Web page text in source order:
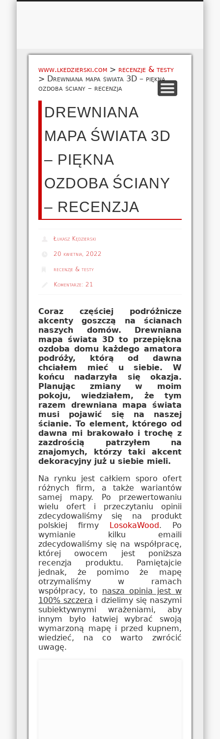
O NAS
EUROPA A-M
EUROPA N-Z
AZJA
AFRYKA
AMERYKA
OCEANIA
MAPA
WSPÓŁPRACA
KONTAKT
www.lkedzierski.com > recenzje & testy
> Drewniana mapa świata 3D – piękna
ozdoba ściany – recenzja
DREWNIANA
MAPA ŚWIATA 3D
– PIĘKNA
OZDOBA ŚCIANY
– RECENZJA
Łukasz Kędzierski
20 kwietnia, 2022
recenzje & testy
Komentarze:21
Coraz częściej podróżnicze
akcenty goszczą na ścianach
naszych domów. Drewniana
mapa świata 3D to przepiękna
ozdoba domu każdego amatora
podróży, którą od dawna
chciałem mieć u siebie. W
końcu nadarzyła się okazja.
Planując zmiany w moim
pokoju, wiedziałem, że tym
razem drewniana mapa świata
musi pojawić się na naszej
ścianie. To element, którego od
dawna mi brakowało i trochę z
zazdrością patrzyłem na
znajomych, którzy taki akcent
dekoracyjny już u siebie mieli.
Na rynku jest całkiem sporo ofert
różnych firm, a także wariantów
samej mapy. Po przewertowaniu
wielu ofert i przeczytaniu opinii
zdecydowaliśmy się na produkt
polskiej firmy
LosokaWood. Po
wymianie kilku emaili
zdecydowaliśmy się na współpracę,
której owocem jest poniższa
recenzja produktu. Pamiętajcie
jednak, że pomimo że mapę
otrzymaliśmy w ramach
współpracy, to nasza opinia jest w
100% szczera i dzielimy się naszymi
subiektywnymi wrażeniami, aby
innym było łatwiej wybrać swoją
wymarzoną mapę i przed kupnem,
wiedzieć, na co warto zwrócić
uwagę.